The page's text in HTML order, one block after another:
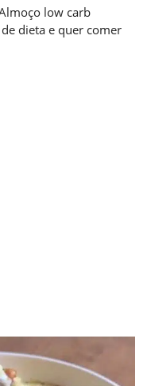
low carb
dieta e quer comer